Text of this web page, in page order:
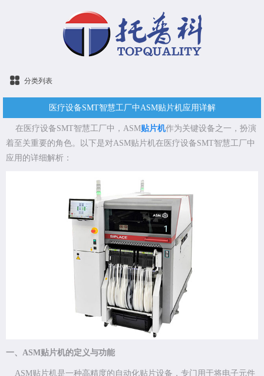
分类列表
医疗设备SMT智慧工厂中ASM贴片机应用详解
在医疗设备SMT智慧工厂中，ASM贴片机作为关键设备之一，扮演
着至关重要的角色。以下是对ASM贴片机在医疗设备SMT智慧工厂中
应用的详细解析：
一、ASM贴片机的定义与功能
ASM贴片机是一种高精度的自动化贴片设备，专门用于将电子元件